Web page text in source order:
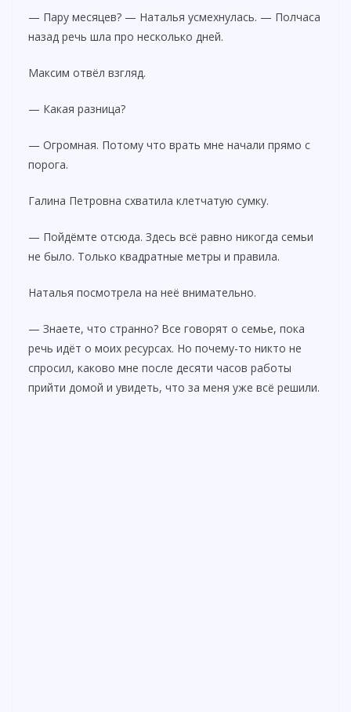
— Пару месяцев? — Наталья усмехнулась. — Полчаса
назад речь шла про несколько дней.
Максим отвёл взгляд.
— Какая разница?
— Огромная. Потому что врать мне начали прямо с
порога.
Галина Петровна схватила клетчатую сумку.
— Пойдёмте отсюда. Здесь всё равно никогда семьи
не было. Только квадратные метры и правила.
Наталья посмотрела на неё внимательно.
— Знаете, что странно? Все говорят о семье, пока
речь идёт о моих ресурсах. Но почему-то никто не
спросил, каково мне после десяти часов работы
прийти домой и увидеть, что за меня уже всё решили.